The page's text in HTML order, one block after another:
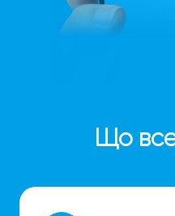
Що